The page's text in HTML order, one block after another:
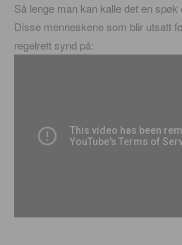
Så lenge man kan kalle det en
Disse menneskene som blir utsatt
regelrett synd på: